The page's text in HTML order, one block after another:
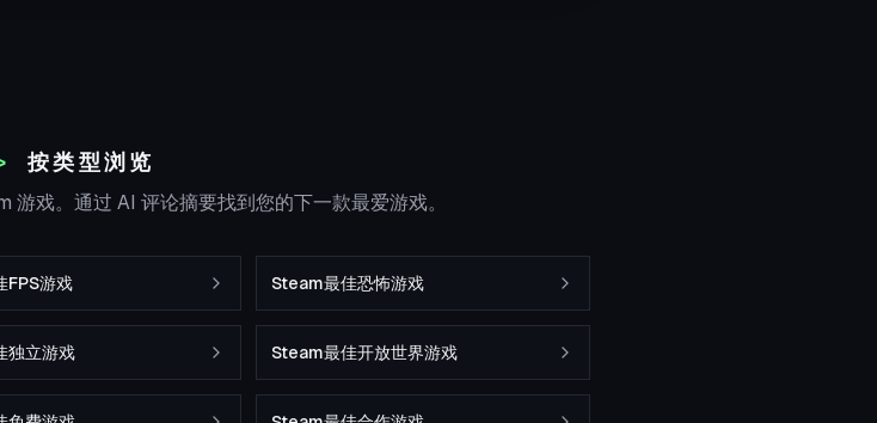
按类型浏览
游戏。通过 AI 评论摘要找到您的下一款最爱游戏。
FPS游戏 Steam最佳恐怖游戏
独立游戏 Steam最佳开放世界游戏